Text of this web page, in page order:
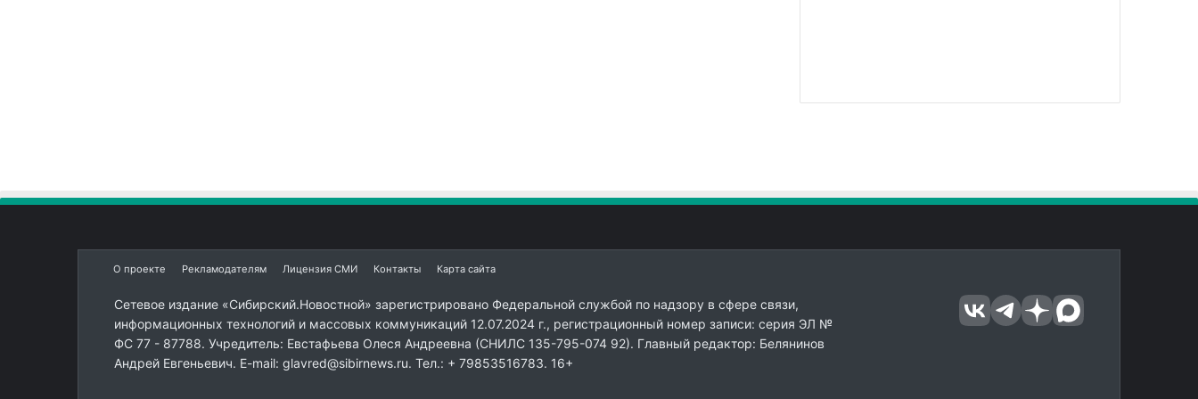
О проекте Рекламодателям Лицензия СМИ Контакты Карта сайта
Сетевое издание «Сибирский.Новостной» зарегистрировано Федеральной службой по надзору в сфере связи,
информационных технологий и массовых коммуникаций 12.07.2024 г., регистрационный номер записи: серия ЭЛ №
ФС 77 - 87788. Учредитель: Евстафьева Олеся Андреевна (СНИЛС 135-795-074 92). Главный редактор: Белянинов
Андрей Евгеньевич. E-mail: glavred@sibirnews.ru. Тел.: + 79853516783. 16+